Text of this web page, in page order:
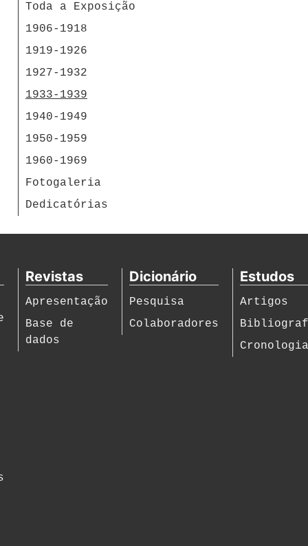
Toda a Exposição
1906-1918
1919-1926
1927-1932
1933-1939
1940-1949
1950-1959
1960-1969
Fotogaleria
Dedicatórias
Revistas
Apresentação
Base de
dados
Dicionário
Pesquisa
Colaboradores
Estudos
Artigos